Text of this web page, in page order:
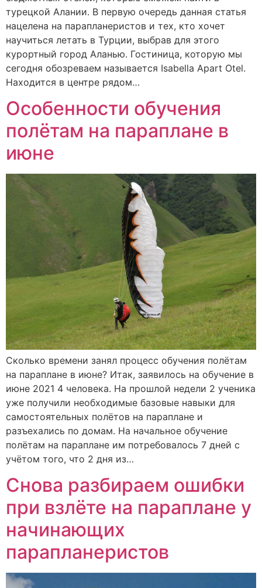
турецкой Алании. В первую очередь данная статья
нацелена на парапланеристов и тех, кто хочет
научиться летать в Турции, выбрав для этого
курортный город Аланью. Гостиница, которую мы
сегодня обозреваем называется Isabella Apart Otel.
Находится в центре рядом…
Особенности обучения
полётам на параплане в
июне
Сколько времени занял процесс обучения полётам
на параплане в июне? Итак, заявилось на обучение в
июне 2021 4 человека. На прошлой недели 2 ученика
уже получили необходимые базовые навыки для
самостоятельных полётов на параплане и
разъехались по домам. На начальное обучение
полётам на параплане им потребовалось 7 дней с
учётом того, что 2 дня из…
Снова разбираем ошибки
при взлёте на параплане у
начинающих
парапланеристов